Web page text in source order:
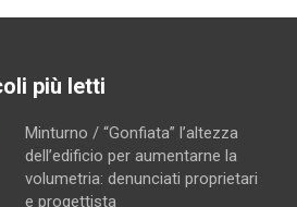
più letti
Minturno / “Gonfiata” l’altezza
dell’edificio per aumentarne la
volumetria: denunciati proprietari
e progettista